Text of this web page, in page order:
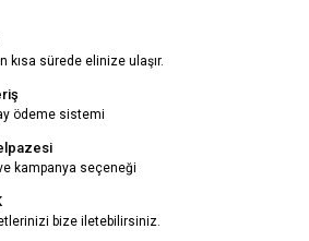
kısa sürede elinize ulaşır.
ödeme sistemi
kampanya seçeneği
bize iletebilirsiniz.